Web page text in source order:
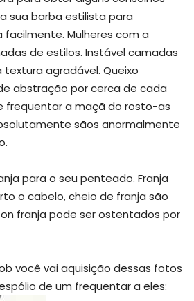
sua barba estilista para
Mulheres com a
de estilos. Instável camadas
agradável. Queixo
abstração por cerca de cada
frequentar a maçã do rosto-as
sãos anormalmente
para o seu penteado. Franja
o cabelo, cheio de franja são
franja pode ser ostentados por
você vai aquisição dessas fotos
de um frequentar a eles: